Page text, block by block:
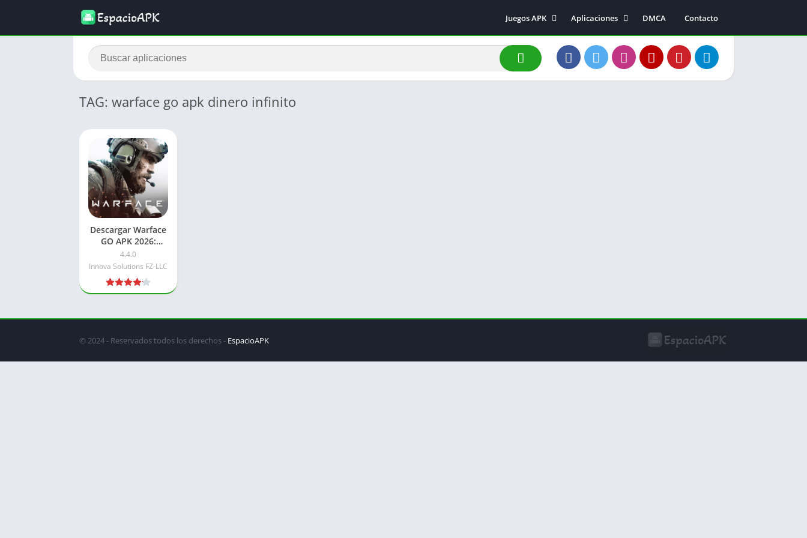
Juegos APK
Acción
Arcade
Aventura
Aplicaciones
Música y audio
Entretenimiento
DMCA Contacto
TAG: warface go apk dinero infinito
Descargar Warface
GO APK 2026:
Juegos de guerra
4.4.0
Innova Solutions FZ-LLC
© 2024 - Reservados todos los derechos - EspacioAPK